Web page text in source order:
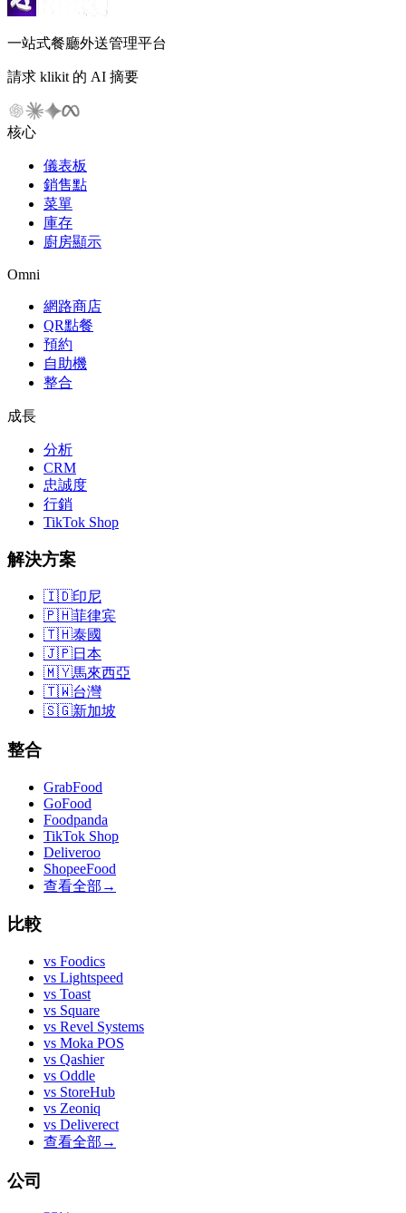
一站式餐廳外送管理平台
請求 klikit 的 AI 摘要
核心
儀表板
銷售點
菜單
庫存
廚房顯示
Omni
網路商店
QR點餐
預約
自助機
整合
成長
分析
CRM
忠誠度
行銷
TikTok Shop
解決方案
🇮🇩印尼
🇵🇭菲律宾
🇹🇭泰國
🇯🇵日本
🇲🇾馬來西亞
🇹🇼台灣
🇸🇬新加坡
整合
GrabFood
GoFood
Foodpanda
TikTok Shop
Deliveroo
ShopeeFood
查看全部 →
比較
vs Foodics
vs Lightspeed
vs Toast
vs Square
vs Revel Systems
vs Moka POS
vs Qashier
vs Oddle
vs StoreHub
vs Zeoniq
vs Deliverect
查看全部 →
公司